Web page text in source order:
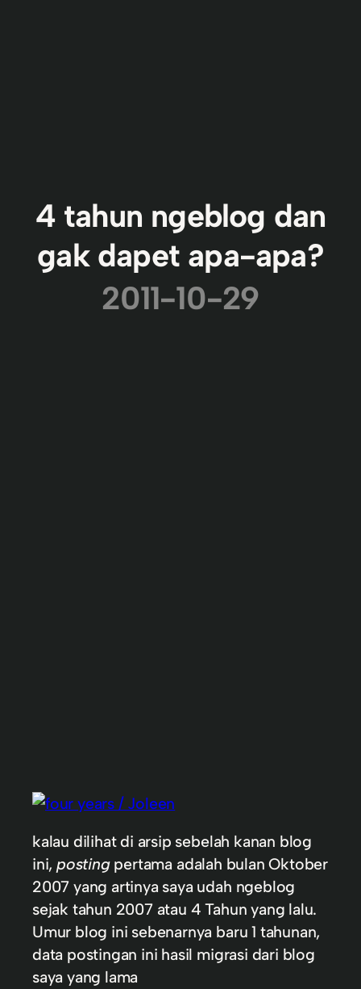
4 tahun ngeblog dan
gak dapet apa-apa?
2011-10-29
kalau dilihat di arsip sebelah kanan blog
ini,postingpertama adalah bulan Oktober
2007 yang artinya saya udah ngeblog
sejak tahun 2007 atau 4 Tahun yang lalu.
Umur blog ini sebenarnya baru 1 tahunan,
data postingan ini hasil migrasi dari blog
saya yang lama